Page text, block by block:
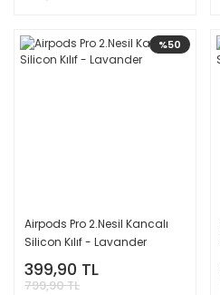
%50
Airpods Pro 2.Nesil Kancalı
Silicon Kılıf - Lavander
399,90 TL
799,90 TL